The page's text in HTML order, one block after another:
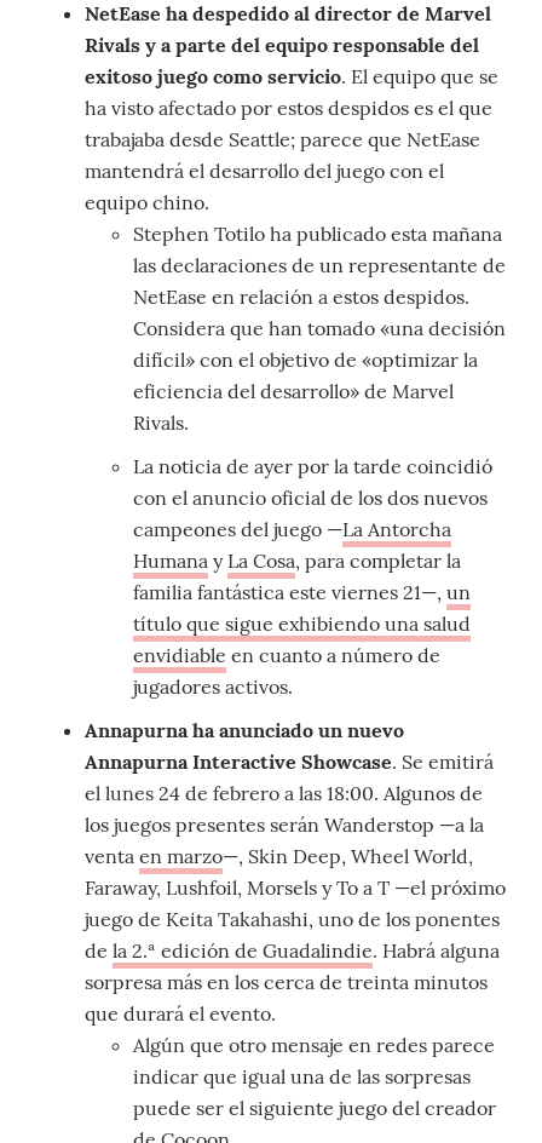
NetEase ha despedido al director de Marvel
Rivals y a parte del equipo responsable del
exitoso juego como servicio. El equipo que se
ha visto afectado por estos despidos es el que
trabajaba desde Seattle; parece que NetEase
mantendrá el desarrollo del juego con el
equipo chino.
Stephen Totilo ha publicado esta mañana
las declaraciones de un representante de
NetEase en relación a estos despidos.
Considera que han tomado «una decisión
difícil» con el objetivo de «optimizar la
eficiencia del desarrollo» de Marvel
Rivals.
La noticia de ayer por la tarde coincidió
con el anuncio oficial de los dos nuevos
campeones del juego —La Antorcha
Humana y La Cosa, para completar la
familia fantástica este viernes 21—, un
título que sigue exhibiendo una salud
envidiable en cuanto a número de
jugadores activos.
Annapurna ha anunciado un nuevo
Annapurna Interactive Showcase. Se emitirá
el lunes 24 de febrero a las 18:00. Algunos de
los juegos presentes serán Wanderstop —a la
venta en marzo—, Skin Deep, Wheel World,
Faraway, Lushfoil, Morsels y To a T —el próximo
juego de Keita Takahashi, uno de los ponentes
de la 2.ª edición de Guadalindie. Habrá alguna
sorpresa más en los cerca de treinta minutos
que durará el evento.
Algún que otro mensaje en redes parece
indicar que igual una de las sorpresas
puede ser el siguiente juego del creador